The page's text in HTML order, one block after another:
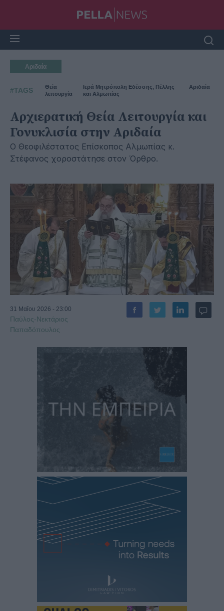
Αριδαία
#TAGS
Θεία
λειτουργία
Ιερά Μητρόπολη Εδέσσης, Πέλλης
και Αλμωπίας
Αριδαία
Αρχιερατική Θεία Λειτουργία και
Γονυκλισία στην Αριδαία
Ο Θεοφιλέστατος Επίσκοπος Αλμωπίας κ.
Στέφανος χοροστάτησε στον Όρθρο.
31 Μαΐου 2026 - 23:00
Παύλος-Νεκτάριος
Παπαδόπουλος